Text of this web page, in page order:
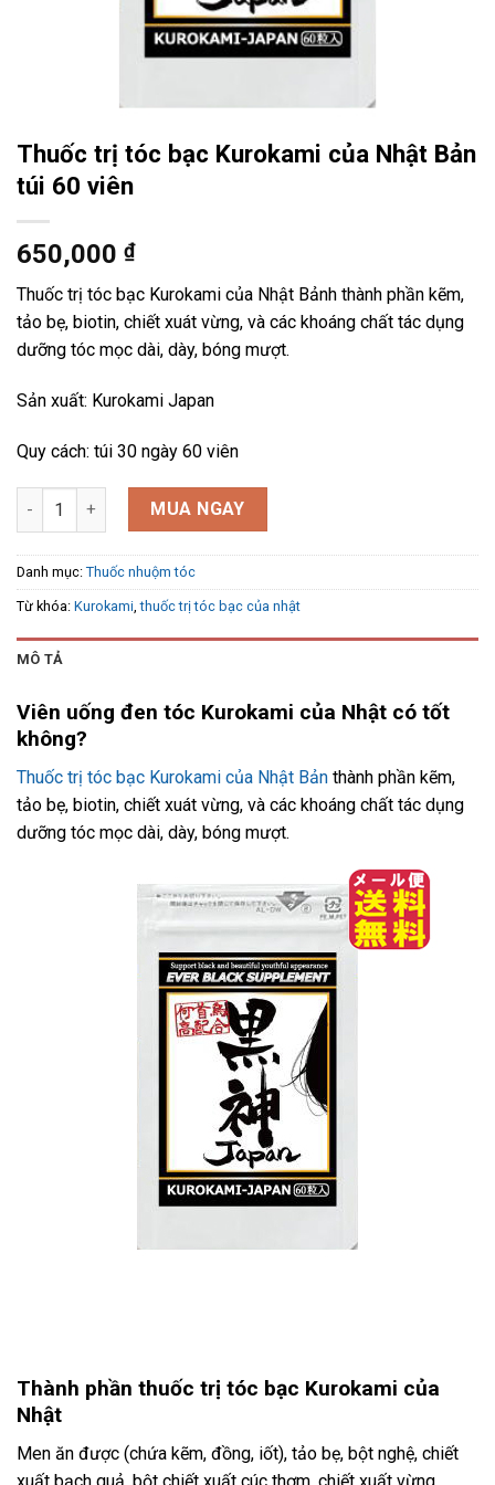
Thuốc trị tóc bạc Kurokami của Nhật Bản
túi 60 viên
650,000 ₫
Thuốc trị tóc bạc Kurokami của Nhật Bảnh thành phần kẽm,
tảo bẹ, biotin, chiết xuát vừng, và các khoáng chất tác dụng
dưỡng tóc mọc dài, dày, bóng mượt.
Sản xuất: Kurokami Japan
Quy cách: túi 30 ngày 60 viên
Thuốc trị tóc bạc Kurokami của Nhật Bản túi 60 viên số lượng
MUA NGAY
Danh mục: Thuốc nhuộm tóc
Từ khóa: Kurokami,thuốc trị tóc bạc của nhật
MÔ TẢ
Viên uống đen tóc Kurokami của Nhật có tốt
không?
Thuốc trị tóc bạc Kurokami của Nhật Bản thành phần kẽm,
tảo bẹ, biotin, chiết xuát vừng, và các khoáng chất tác dụng
dưỡng tóc mọc dài, dày, bóng mượt.
Thành phần thuốc trị tóc bạc Kurokami của
Nhật
Men ăn được (chứa kẽm, đồng, iốt), tảo bẹ, bột nghệ, chiết
xuất bạch quả, bột chiết xuất cúc thơm, chiết xuất vừng